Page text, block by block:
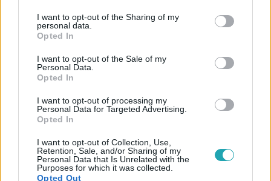
not limited to your visit or usage behaviour. You may click to
grant or deny consent to Google and its third-party tags to
use your data for below specified purposes in below Google
consent section.
I want to opt-out of the Sharing of my
personal data.
Opted In
I want to opt-out of the Sale of my
Personal Data.
Opted In
I want to opt-out of processing my
Personal Data for Targeted Advertising.
Opted In
I want to opt-out of Collection, Use,
Retention, Sale, and/or Sharing of my
Personal Data that Is Unrelated with the
Purposes for which it was collected.
Opted Out
Népszerű